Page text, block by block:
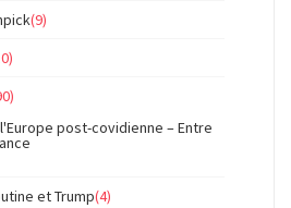
(9)
post-covidienne – Entre
et Trump(4)